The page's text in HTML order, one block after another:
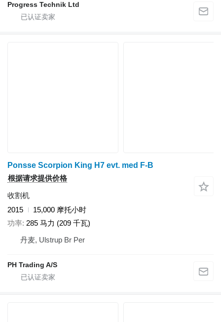
Progress Technik Ltd
Ponsse Scorpion King H7 evt. med F-B
根据请求提供价格
收割机
2015
15,000 摩托小时
功率 285 马力 (209 千瓦)
丹麦, Ulstrup Br Per
PH Trading A/S